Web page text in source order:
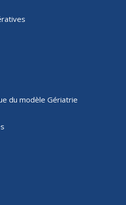
du modèle Gériatrie